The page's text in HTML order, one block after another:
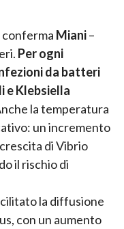
conferma Miani–
Per ogni
da batteri
e Klebsiella
la temperatura
un incremento
di Vibrio
il rischio di
la diffusione
con un aumento